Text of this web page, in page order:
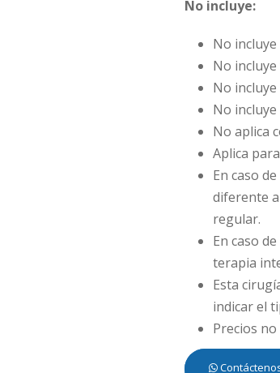
No incluye:
No
No
No
No
No aplica
Aplica
En caso
diferente
regular.
En caso
terapia
Esta
indicar el
Precios no